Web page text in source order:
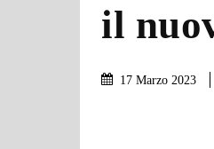
il
17 Marzo 2023